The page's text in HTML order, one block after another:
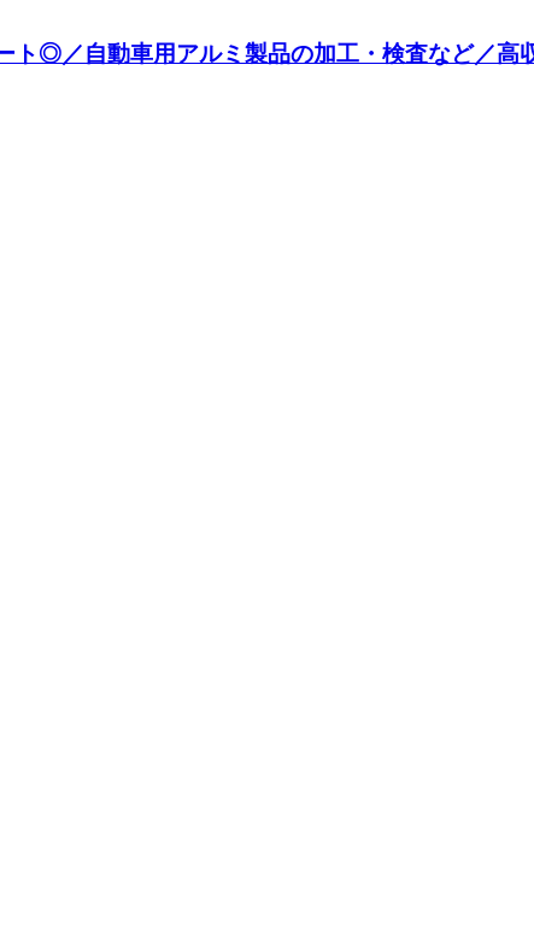
ト◎／自動車用アルミ製品の加工・検査など／